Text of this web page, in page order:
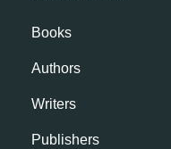
Books
Authors
Writers
Publishers